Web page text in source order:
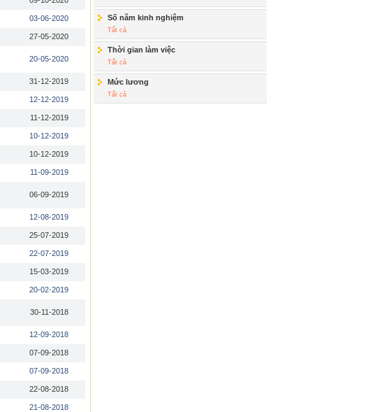
03-06-2020
27-05-2020
20-05-2020
31-12-2019
12-12-2019
11-12-2019
10-12-2019
10-12-2019
11-09-2019
06-09-2019
12-08-2019
25-07-2019
22-07-2019
15-03-2019
20-02-2019
30-11-2018
12-09-2018
07-09-2018
07-09-2018
22-08-2018
21-08-2018
Số năm kinh nghiệm
Tất cả
Thời gian làm việc
Tất cả
Mức lương
Tất cả